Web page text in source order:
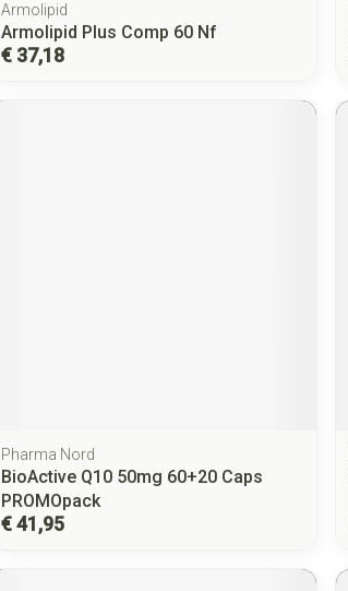
Armolipid
Armolipid Plus Comp 60 Nf
€ 37,18
Pharma Nord
BioActive Q10 50mg 60+20 Caps
PROMOpack
€ 41,95